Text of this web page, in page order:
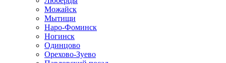
Можайск
Мытищи
Наро-Фоминск
Ногинск
Одинцово
Орехово-Зуево